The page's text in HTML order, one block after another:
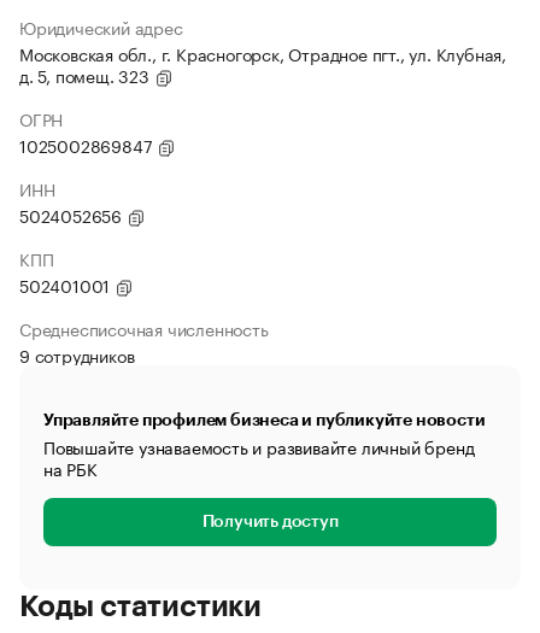
Юридический адрес
Московская обл., г. Красногорск, Отрадное пгт., ул. Клубная,
д. 5, помещ. 323
ОГРН
1025002869847
ИНН
5024052656
КПП
502401001
Среднесписочная численность
9 сотрудников
Управляйте профилем бизнеса и публикуйте новости
Повышайте узнаваемость и развивайте личный бренд
на РБК
Получить доступ
Коды статистики